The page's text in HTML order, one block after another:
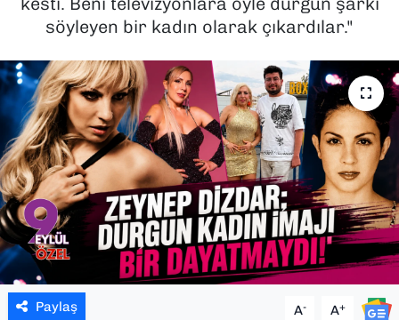
söyleyen bir kadın olarak çıkardılar."
Paylaş A- A+
YAŞAM
YEREL YÖNETİMLER